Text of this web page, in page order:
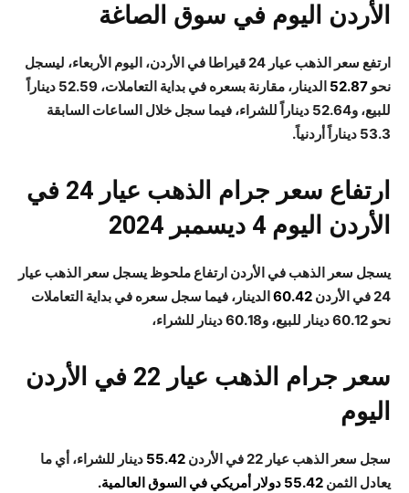
الأردن اليوم في سوق الصاغة
ارتفع سعر الذهب عيار 24 قيراطا في الأردن، اليوم الأربعاء، ليسجل
نحو 52.87
الدينار، مقارنة بسعره في بداية التعاملات، 52.59 ديناراً
للبيع، و52.64 ديناراً للشراء، فيما سجل خلال الساعات السابقة
53.3 ديناراً أردنياً.
ارتفاع سعر جرام الذهب عيار 24 في
الأردن اليوم 4 ديسمبر 2024
يسجل سعر الذهب في الأردن ارتفاع ملحوظ يسجل سعر الذهب عيار
24 في الأردن
60.42الدينار، فيما سجل سعره في بداية التعاملات
نحو 60.12 دينار للبيع، و60.18 دينار للشراء،
سعر جرام الذهب عيار 22 في الأردن
اليوم
سجل سعر الذهب عيار 22 في الأردن 55.42 دينار للشراء، أي ما
يعادل الثمن 55.42 دولار أمريكي في السوق العالمية.